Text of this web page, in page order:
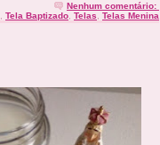
Nenhum comentário:
Tela Baptizado Telas Telas Menina